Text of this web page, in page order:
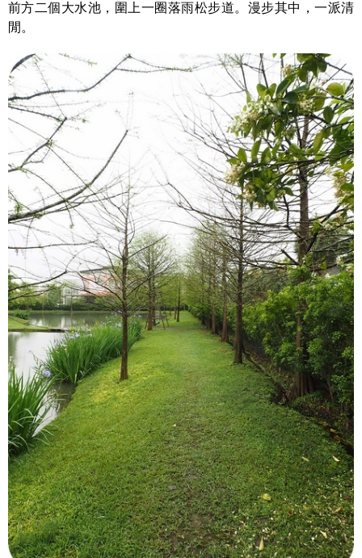
前方二個大水池，圍上一圈落雨松步道。漫步其中，一派清
閒。